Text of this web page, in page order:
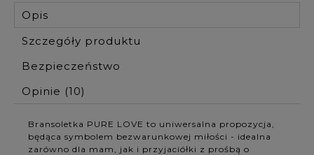
Opis
Szczegóły produktu
Bezpieczeństwo
Opinie (10)
Bransoletka PURE LOVE to uniwersalna propozycja,
będąca symbolem bezwarunkowej miłości - idealna
zarówno dla mam, jak i przyjaciółki z prośbą o